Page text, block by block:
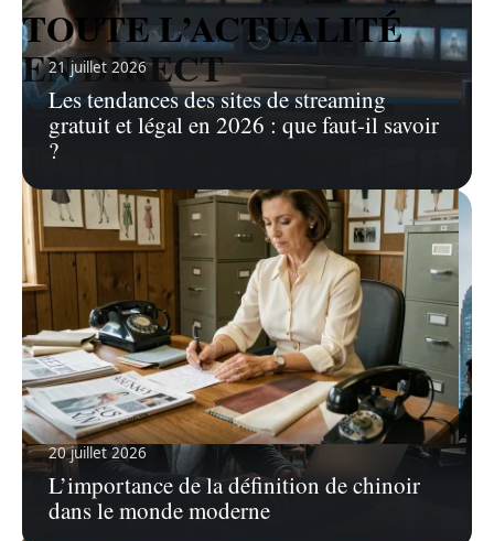
21 juillet 2026
Les tendances des sites de streaming
gratuit et légal en 2026 : que faut-il savoir
?
20 juillet 2026
L’importance de la définition de chinoir
dans le monde moderne
TOUTE L’ACTUALITÉ
EN DIRECT
7 août 2026
Comment l’histoire vraie de Ruth Finley a été
transformée pour la télévision ?